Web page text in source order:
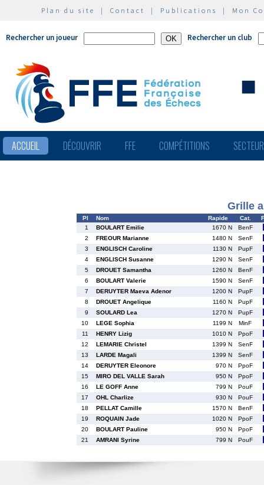
Plan du site | Contact | Publications | Mon
Rechercher un joueur Rechercher un club
ACCUEIL DÉCOUVRIR FFE COMPÉTITIONS
Grille
Pl Nom Rapide Cat.
1
BOULART Emilie 1670 N
BenF
2
FREOUR Marianne 1480 N
SenF
3
ENGLISCH Caroline 1130 N
PupF
4
ENGLISCH Susanne 1290 N
SenF
5
DROUET Samantha 1260 N
BenF
6
BOULART Valerie 1590 N
SenF
7
DERUYTER Maeva Adenor 1200 N
PupF
8
DROUET Angelique 1160 N
PupF
9
SOULARD Lea 1270 N
PupF
10
LEGE Sophia 1199 N
MinF
11
HENRY Lizig 1010 N
PpoF
12
LEMARIE Christel 1399 N
SenF
13
LARDE Magali 1399 N
SenF
14
DERUYTER Eleonore 970 N
PpoF
15
MIRO DEL VALLE Sarah 950 N
PpoF
16
LE GOFF Anne 799 N
PouF
17
OHL Charlize 930 N
PouF
18
PELLAT Camille 1570 N
BenF
19
ROQUAIN Jade 1020 N
PpoF
20
BOULART Pauline 950 N
PpoF
21
AMRANI Syrine 799 N PouF